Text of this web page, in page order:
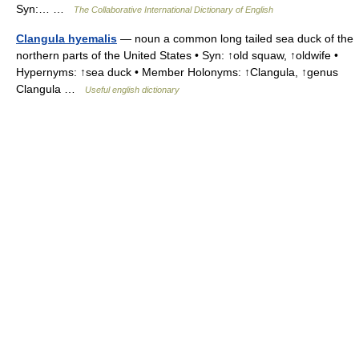
Syn:… …
The Collaborative International Dictionary of English
Clangula hyemalis — noun a common long tailed sea duck of the
northern parts of the United States • Syn: ↑old squaw, ↑oldwife •
Hypernyms: ↑sea duck • Member Holonyms: ↑Clangula, ↑genus
Clangula …
Useful english dictionary